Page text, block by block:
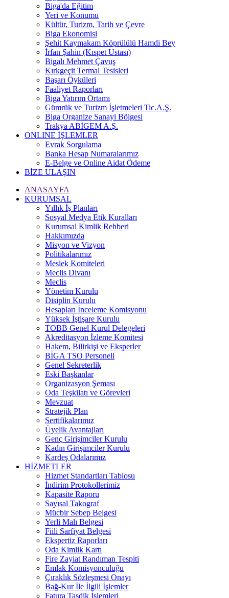
Biga'da Eğitim
Yeri ve Konumu
Kültür, Turizm, Tarih ve Çevre
Biga Ekonomisi
Şehit Kaymakam Köprülülü Hamdi Bey
İrfan Şahin (Kıspet Ustası)
Bigalı Mehmet Çavuş
Kırkgeçit Termal Tesisleri
Başarı Öyküleri
Faaliyet Raporları
Biga Yatırım Ortamı
Gümrük ve Turizm İşletmeleri Tic.A.Ş.
Biga Organize Sanayi Bölgesi
Trakya ABİGEM A.Ş.
ONLINE İŞLEMLER
Evrak Sorgulama
Banka Hesap Numaralarımız
E-Belge ve Online Aidat Ödeme
BİZE ULAŞIN
ANASAYFA
KURUMSAL
Yıllık İş Planları
Sosyal Medya Etik Kuralları
Kurumsal Kimlik Rehberi
Hakkımızda
Misyon ve Vizyon
Politikalarımız
Meslek Komiteleri
Meclis Divanı
Meclis
Yönetim Kurulu
Disiplin Kurulu
Hesapları İnceleme Komisyonu
Yüksek İştişare Kurulu
TOBB Genel Kurul Delegeleri
Akreditasyon İzleme Komitesi
Hakem, Bilirkişi ve Eksperler
BİGA TSO Personeli
Genel Sekreterlik
Eski Başkanlar
Organizasyon Şeması
Oda Teşkilatı ve Görevleri
Mevzuat
Stratejik Plan
Sertifikalarımız
Üyelik Avantajları
Genç Girişimciler Kurulu
Kadın Girişimciler Kurulu
Kardeş Odalarımız
HİZMETLER
Hizmet Standartları Tablosu
İndirim Protokollerimiz
Kapasite Raporu
Sayısal Takograf
Mücbir Sebep Belgesi
Yerli Malı Belgesi
Fiili Sarfiyat Belgesi
Ekspertiz Raporları
Oda Kimlik Kartı
Fire Zayiat Randıman Tespiti
Emlak Komisyonculuğu
Çıraklık Sözleşmesi Onayı
Bağ-Kur İle İlgili İşlemler
Fatura Tasdik İşlemleri